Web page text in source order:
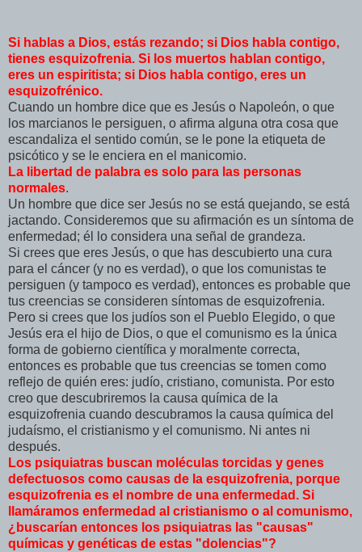
Si hablas a Dios, estás rezando; si Dios habla contigo,
tienes esquizofrenia. Si los muertos hablan contigo,
eres un espiritista; si Dios habla contigo, eres un
esquizofrénico.
Cuando un hombre dice que es Jesús o Napoleón, o que
los marcianos le persiguen, o afirma alguna otra cosa que
escandaliza el sentido común, se le pone la etiqueta de
psicótico y se le enciera en el manicomio.
La libertad de palabra es solo para las personas
normales.
Un hombre que dice ser Jesús no se está quejando, se está
jactando. Consideremos que su afirmación es un síntoma de
enfermedad; él lo considera una señal de grandeza.
Si crees que eres Jesús, o que has descubierto una cura
para el cáncer (y no es verdad), o que los comunistas te
persiguen (y tampoco es verdad), entonces es probable que
tus creencias se consideren síntomas de esquizofrenia.
Pero si crees que los judíos son el Pueblo Elegido, o que
Jesús era el hijo de Dios, o que el comunismo es la única
forma de gobierno científica y moralmente correcta,
entonces es probable que tus creencias se tomen como
reflejo de quién eres: judío, cristiano, comunista. Por esto
creo que descubriremos la causa química de la
esquizofrenia cuando descubramos la causa química del
judaísmo, el cristianismo y el comunismo. Ni antes ni
después.
Los psiquiatras buscan moléculas torcidas y genes
defectuosos como causas de la esquizofrenia, porque
esquizofrenia es el nombre de una enfermedad. Si
llamáramos enfermedad al cristianismo o al comunismo,
¿buscarían entonces los psiquiatras las "causas"
químicas y genéticas de estas "dolencias"?